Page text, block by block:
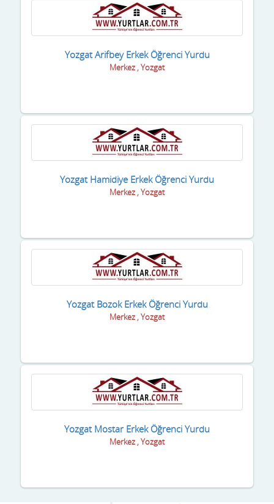
Yozgat Arifbey Erkek Öğrenci Yurdu
Merkez , Yozgat
Yozgat Hamidiye Erkek Öğrenci Yurdu
Merkez , Yozgat
Yozgat Bozok Erkek Öğrenci Yurdu
Merkez , Yozgat
Yozgat Mostar Erkek Öğrenci Yurdu
Merkez , Yozgat